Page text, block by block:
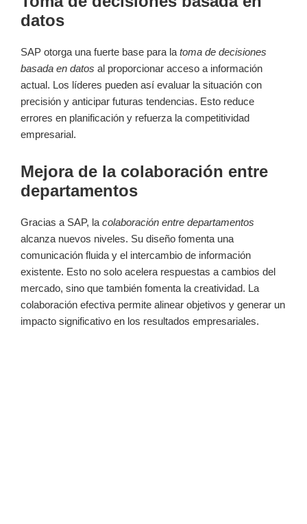
datos
SAP otorga una fuerte base para la toma de decisiones
basada en datos al proporcionar acceso a información
actual. Los líderes pueden así evaluar la situación con
precisión y anticipar futuras tendencias. Esto reduce
errores en planificación y refuerza la competitividad
empresarial.
Mejora de la colaboración entre
departamentos
Gracias a SAP, la colaboración entre departamentos
alcanza nuevos niveles. Su diseño fomenta una
comunicación fluida y el intercambio de información
existente. Esto no solo acelera respuestas a cambios del
mercado, sino que también fomenta la creatividad. La
colaboración efectiva permite alinear objetivos y generar un
impacto significativo en los resultados empresariales.